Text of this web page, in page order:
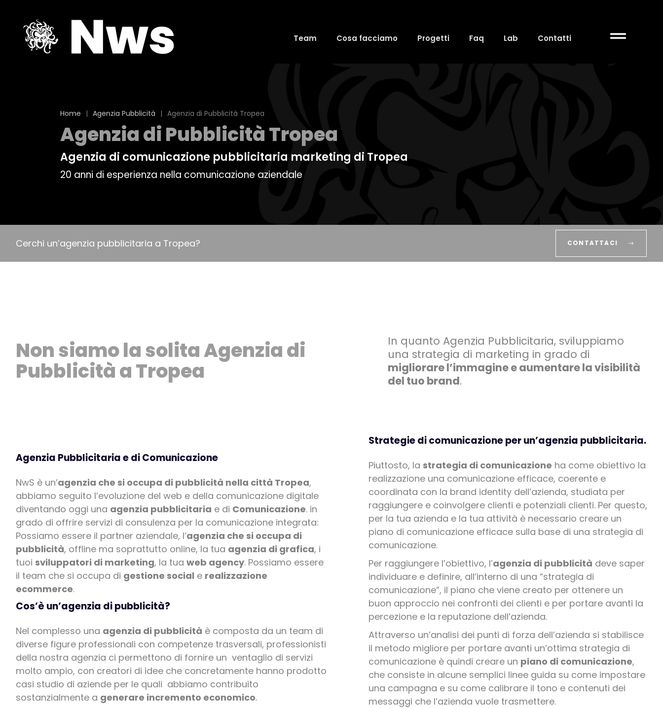
Team Cosa facciamo Progetti Faq Lab Contatti
Home | Agenzia Pubblicità | Agenzia di Pubblicità Tropea
Agenzia di Pubblicità Tropea
Agenzia di comunicazione pubblicitaria marketing di Tropea
20 anni di esperienza nella comunicazione aziendale
Cerchi un’agenzia pubblicitaria a Tropea? CONTATTACI
Non siamo la solita Agenzia di
Pubblicità a Tropea
In quanto Agenzia Pubblicitaria, sviluppiamo
una strategia di marketing in grado di
migliorare l’immagine e aumentare la visibilità
del tuo brand.
Agenzia Pubblicitaria e di Comunicazione
NwS è un’agenzia che si occupa di pubblicità nella città Tropea,
abbiamo seguito l’evoluzione del web e della comunicazione digitale
diventando oggi una agenzia pubblicitaria e di Comunicazione. in
grado di offrire servizi di consulenza per la comunicazione integrata:
Possiamo essere il partner aziendale, l’agenzia che si occupa di
pubblicità, offline ma soprattutto online, la tua agenzia di grafica, i
tuoi sviluppatori di marketing, la tua web agency. Possiamo essere
il team che si occupa di gestione social e realizzazione
ecommerce.
Cos’è un’agenzia di pubblicità?
Nel complesso una agenzia di pubblicità è composta da un team di
diverse figure professionali con competenze trasversali, professionisti
della nostra agenzia ci permettono di fornire un ventaglio di servizi
molto ampio, con creatori di idee che concretamente hanno prodotto
casi studio di aziende per le quali abbiamo contribuito
sostanzialmente a generare incremento economico.
Strategie di comunicazione per un’agenzia pubblicitaria.
Piuttosto, la strategia di comunicazione ha come obiettivo la
realizzazione una comunicazione efficace, coerente e
coordinata con la brand identity dell’azienda, studiata per
raggiungere e coinvolgere clienti e potenziali clienti. Per questo,
per la tua azienda e la tua attività è necessario creare un
piano di comunicazione efficace sulla base di una strategia di
comunicazione.
Per raggiungere l’obiettivo, l’agenzia di pubblicità deve saper
individuare e definire, all’interno di una “strategia di
comunicazione”, il piano che viene creato per ottenere un
buon approccio nei confronti dei clienti e per portare avanti la
percezione e la reputazione dell’azienda.
Attraverso un’analisi dei punti di forza dell’azienda si stabilisce
il metodo migliore per portare avanti un’ottima strategia di
comunicazione è quindi creare un piano di comunicazione,
che consiste in alcune semplici linee guida su come impostare
una campagna e su come calibrare il tono e contenuti dei
messaggi che l’azienda vuole trasmettere.